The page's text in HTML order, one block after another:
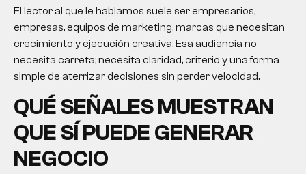
El lector al que le hablamos suele ser empresarios,
empresas, equipos de marketing, marcas que necesitan
crecimiento y ejecución creativa. Esa audiencia no
necesita carreta; necesita claridad, criterio y una forma
simple de aterrizar decisiones sin perder velocidad.
QUÉ SEÑALES MUESTRAN
QUE SÍ PUEDE GENERAR
NEGOCIO